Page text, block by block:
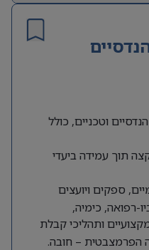
וטכניים, כולל
תוך עמידה ביעדי
ספקים ויועצים
ותהליכי קבלת
רפואה, כימיה,
הפרמצבטית – חובה.